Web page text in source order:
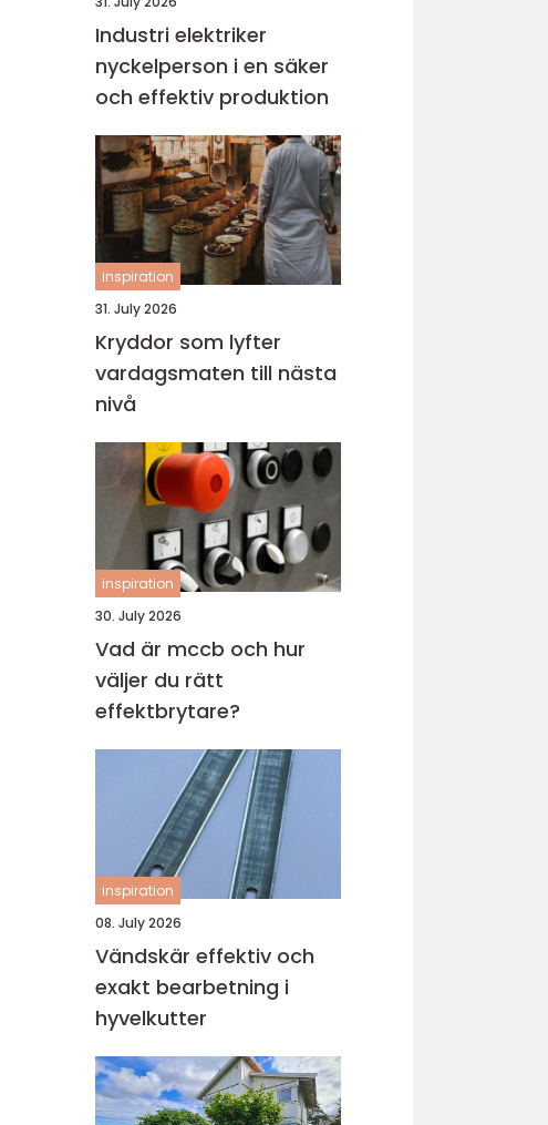
Industri elektriker
nyckelperson i en säker
och effektiv produktion
inspiration
31. July 2026
Kryddor som lyfter
vardagsmaten till nästa
nivå
inspiration
30. July 2026
Vad är mccb och hur
väljer du rätt
effektbrytare?
inspiration
08. July 2026
Vändskär effektiv och
exakt bearbetning i
hyvelkutter